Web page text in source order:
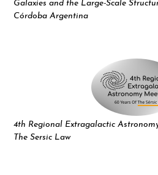
Galaxies and the Large-Scale
Córdoba Argentina
4th Regional Extragalactic
The Sersic Law